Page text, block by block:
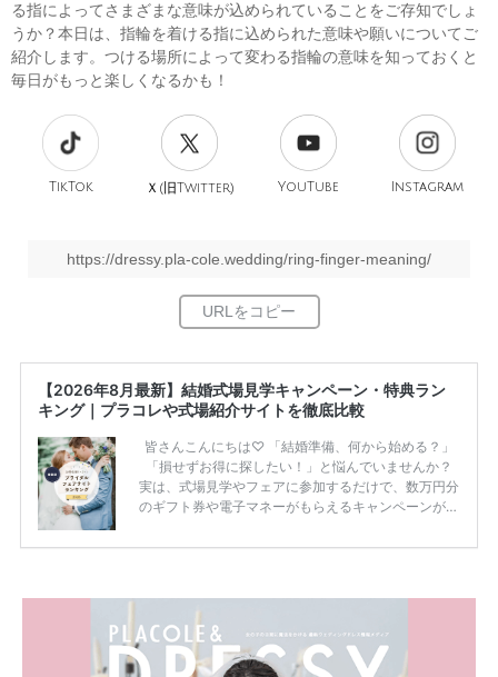
る指によってさまざまな意味が込められていることをご存知でしょ
うか？本日は、指輪を着ける指に込められた意味や願いについてご
紹介します。つける場所によって変わる指輪の意味を知っておくと
毎日がもっと楽しくなるかも！
TikTok Ｘ(旧Twitter) YouTube Instagram
https://dressy.pla-cole.wedding/ring-finger-meaning/
【2026年8月最新】結婚式場見学キャンペーン・特典ラン
キング｜プラコレや式場紹介サイトを徹底比較
皆さんこんにちは♡ 「結婚準備、何から始める？」
「損せずお得に探したい！」と悩んでいませんか？
実は、式場見学やフェアに参加するだけで、数万円分
のギフト券や電子マネーがもらえるキャンペーンがあ
ため、比較せずに選ぶと損をしてしまうことも……。
内容：特典金額・条件・応募方法・注意点 「どこが
一番お得？」「プラコレの特典は？」といった疑問も
解決します。 まずは診断で候補を絞れる「ウェディ